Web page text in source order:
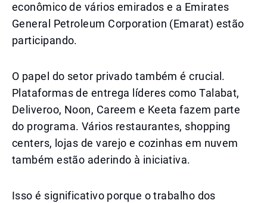
econômico de vários emirados e a Emirates
General Petroleum Corporation (Emarat) estão
participando.
O papel do setor privado também é crucial.
Plataformas de entrega líderes como Talabat,
Deliveroo, Noon, Careem e Keeta fazem parte
do programa. Vários restaurantes, shopping
centers, lojas de varejo e cozinhas em nuvem
também estão aderindo à iniciativa.
Isso é significativo porque o trabalho dos